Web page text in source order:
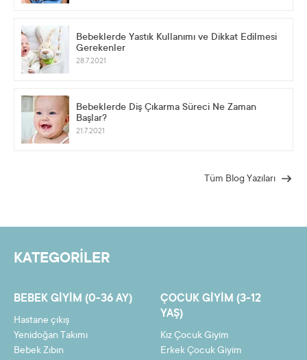
Bebeklerde Yastık Kullanımı ve Dikkat Edilmesi
Gerekenler
28.7.2021
Bebeklerde Diş Çıkarma Süreci Ne Zaman
Başlar?
21.7.2021
Tüm Blog Yazıları
KATEGORİLER
BEBEK GIYIM (0-36 AY)
Hastane çıkış
Yenidoğan Takımı
Bebek Zıbın
ÇOCUK GIYIM (3-12
YAŞ)
Kız Çocuk Giyim
Erkek Çocuk Giyim